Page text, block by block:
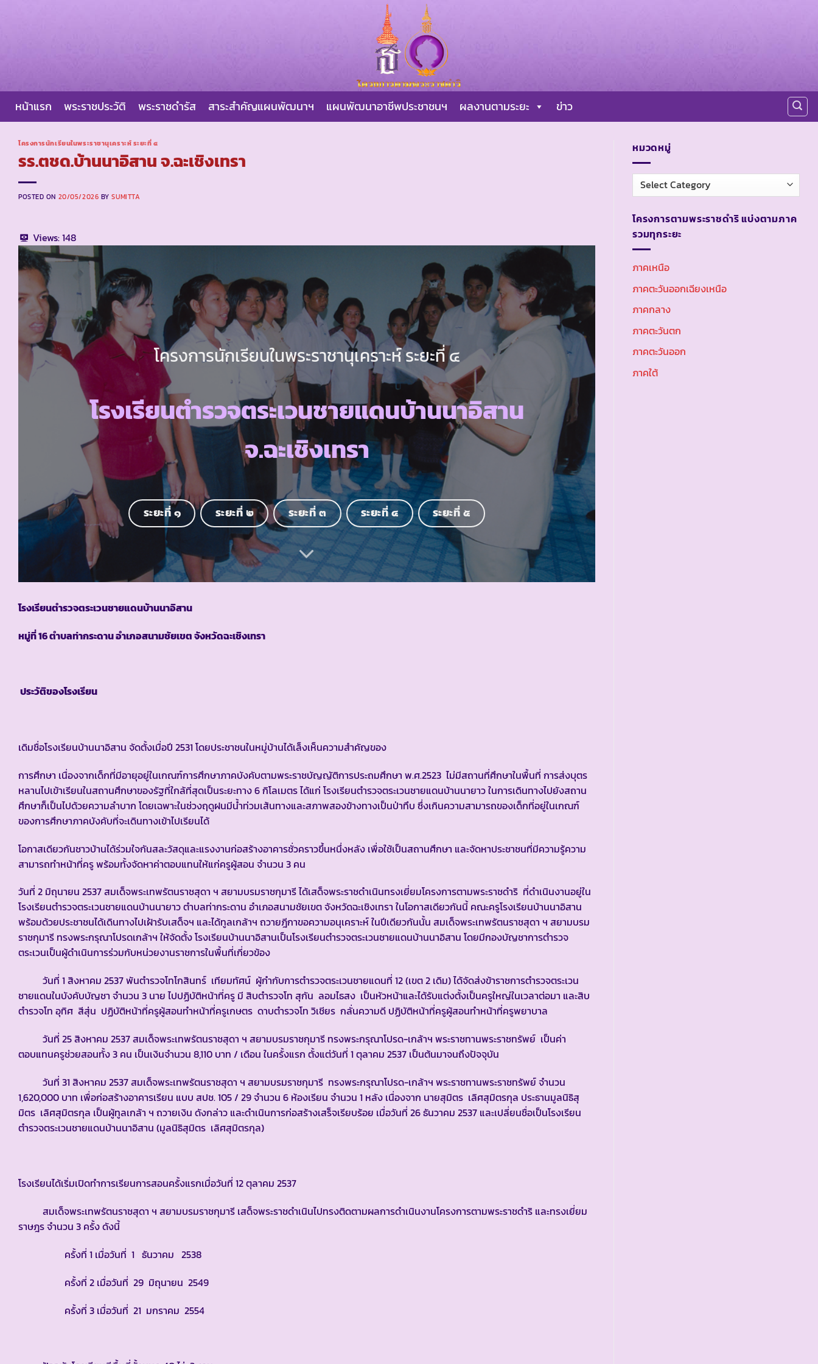
หน้าแรก พระราชประวัติ พระราชดำรัส สาระสำคัญแผนพัฒนาฯ แผนพัฒนาอาชีพประชาชนฯ ผลงานตามระยะ ข่าว
โครงการนักเรียนในพระราชานุเคราะห์ ระยะที่ ๔
รร.ตชด.บ้านนาอิสาน จ.ฉะเชิงเทรา
POSTED ON 20/05/2026 BYSUMITTA
Views:148
โครงการนักเรียนในพระราชานุเคราะห์ ระยะที่ ๔
โรงเรียนตำรวจตระเวนชายแดนบ้านนาอิสาน
จ.ฉะเชิงเทรา
ระยะที่ ๑ ระยะที่ ๒ ระยะที่ ๓ ระยะที่ ๔ ระยะที่ ๕
โรงเรียนตำรวจตระเวนชายแดนบ้านนาอิสาน
หมู่ที่ 16 ตำบลท่ากระดาน อำเภอสนามชัยเขต จังหวัดฉะเชิงเทรา
ประวัติของโรงเรียน
เดิมชื่อโรงเรียนบ้านนาอิสาน จัดตั้งเมื่อปี 2531 โดยประชาชนในหมู่บ้านได้เล็งเห็นความสำคัญของ
การศึกษา เนื่องจากเด็กที่มีอายุอยู่ในเกณฑ์การศึกษาภาคบังคับตามพระราชบัญญัติการประถมศึกษา พ.ศ.2523 ไม่มีสถานที่ศึกษาในพื้นที่ การส่งบุตร
หลานไปเข้าเรียนในสถานศึกษาของรัฐที่ใกล้ที่สุดเป็นระยะทาง 6 กิโลเมตร ได้แก่ โรงเรียนตำรวจตระเวนชายแดนบ้านนายาว ในการเดินทางไปยังสถาน
ศึกษาก็เป็นไปด้วยความลำบาก โดยเฉพาะในช่วงฤดูฝนมีน้ำท่วมเส้นทางและสภาพสองข้างทางเป็นป่าทึบ ซึ่งเกินความสามารถของเด็กที่อยู่ในเกณฑ์
ของการศึกษาภาคบังคับที่จะเดินทางเข้าไปเรียนได้
โอกาสเดียวกันชาวบ้านได้ร่วมใจกันสละวัสดุและแรงงานก่อสร้างอาคารชั่วคราวขึ้นหนึ่งหลัง เพื่อใช้เป็นสถานศึกษา และจัดหาประชาชนที่มีความรู้ความ
สามารถทำหน้าที่ครู พร้อมทั้งจัดหาค่าตอบแทนให้แก่ครูผู้สอน จำนวน 3 คน
วันที่ 2 มิถุนายน 2537 สมเด็จพระเทพรัตนราชสุดา ฯ สยามบรมราชกุมารี ได้เสด็จพระราชดำเนินทรงเยี่ยมโครงการตามพระราชดำริ ที่ดำเนินงานอยู่ใน
โรงเรียนตำรวจตระเวนชายแดนบ้านนายาว ตำบลท่ากระดาน อำเภอสนามชัยเขต จังหวัดฉะเชิงเทรา ในโอกาสเดียวกันนี้ คณะครูโรงเรียนบ้านนาอิสาน
พร้อมด้วยประชาชนได้เดินทางไปเฝ้ารับเสด็จฯ และได้ทูลเกล้าฯ ถวายฎีกาขอความอนุเคราะห์ ในปีเดียวกันนั้น สมเด็จพระเทพรัตนราชสุดา ฯ สยามบรม
ราชกุมารี ทรงพระกรุณาโปรดเกล้าฯ ให้จัดตั้ง โรงเรียนบ้านนาอิสานเป็นโรงเรียนตำรวจตระเวนชายแดนบ้านนาอิสาน โดยมีกองบัญชาการตำรวจ
ตระเวนเป็นผู้ดำเนินการร่วมกับหน่วยงานราชการในพื้นที่เกี่ยวข้อง
วันที่ 1 สิงหาคม 2537 พันตำรวจโทโกสินทร์ เทียมทัศน์ ผู้กำกับการตำรวจตระเวนชายแดนที่ 12 (เขต 2 เดิม) ได้จัดส่งข้าราชการตำรวจตระเวน
ชายแดนในบังคับบัญชา จำนวน 3 นาย ไปปฏิบัติหน้าที่ครู มี สิบตำรวจโท สุกัน ลอมไธสง เป็นหัวหน้าและได้รับแต่งตั้งเป็นครูใหญ่ในเวลาต่อมา และสิบ
ตำรวจโท อุทิศ สีสุ่น ปฏิบัติหน้าที่ครูผู้สอนทำหน้าที่ครูเกษตร ดาบตำรวจโท วิเชียร กลั่นความดี ปฏิบัติหน้าที่ครูผู้สอนทำหน้าที่ครูพยาบาล
วันที่ 25 สิงหาคม 2537 สมเด็จพระเทพรัตนราชสุดา ฯ สยามบรมราชกุมารี ทรงพระกรุณาโปรด-เกล้าฯ พระราชทานพระราชทรัพย์ เป็นค่า
ตอบแทนครูช่วยสอนทั้ง 3 คน เป็นเงินจำนวน 8,110 บาท / เดือน ในครั้งแรก ตั้งแต่วันที่ 1 ตุลาคม 2537 เป็นต้นมาจนถึงปัจจุบัน
วันที่ 31 สิงหาคม 2537 สมเด็จพระเทพรัตนราชสุดา ฯ สยามบรมราชกุมารี ทรงพระกรุณาโปรด-เกล้าฯ พระราชทานพระราชทรัพย์ จำนวน
1,620,000 บาท เพื่อก่อสร้างอาคารเรียน แบบ สปช. 105 / 29 จำนวน 6 ห้องเรียน จำนวน 1 หลัง เนื่องจาก นายสุมิตร เลิศสุมิตรกุล ประธานมูลนิธิสุ
มิตร เลิศสุมิตรกุล เป็นผู้ทูลเกล้า ฯ ถวายเงิน ดังกล่าว และดำเนินการก่อสร้างเสร็จเรียบร้อย เมื่อวันที่ 26 ธันวาคม 2537 และเปลี่ยนชื่อเป็นโรงเรียน
ตำรวจตระเวนชายแดนบ้านนาอิสาน (มูลนิธิสุมิตร เลิศสุมิตรกุล)
โรงเรียนได้เริ่มเปิดทำการเรียนการสอนครั้งแรกเมื่อวันที่ 12 ตุลาคม 2537
สมเด็จพระเทพรัตนราชสุดา ฯ สยามบรมราชกุมารี เสด็จพระราชดำเนินไปทรงติดตามผลการดำเนินงานโครงการตามพระราชดำริ และทรงเยี่ยม
ราษฎร จำนวน 3 ครั้ง ดังนี้
ครั้งที่ 1 เมื่อวันที่ 1 ธันวาคม 2538
ครั้งที่ 2 เมื่อวันที่ 29 มิถุนายน 2549
ครั้งที่ 3 เมื่อวันที่ 21 มกราคม 2554
หมวดหมู่
หมวด
หมู่
โครงการตามพระราชดำริ แบ่งตามภาค
รวมทุกระยะ
ภาคเหนือ
ภาคตะวันออกเฉียงเหนือ
ภาคกลาง
ภาคตะวันตก
ภาคตะวันออก
ภาคใต้